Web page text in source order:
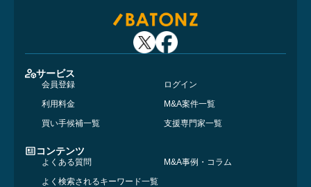
サービス
会員登録
ログイン
利用料金
M&A案件一覧
買い手候補一覧
支援専門家一覧
コンテンツ
よくある質問
M&A事例・コラム
よく検索されるキーワード一覧